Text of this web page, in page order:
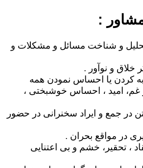
:
تحلیل و شناخت مسائل و مشکلات و
کردن یا احساس نمودن همه
غم، امید ، احساس خوشبختی ،
در جمع و ایراد سخنرانی در حضور
، تحقیر، خشم و بی اعتنایی